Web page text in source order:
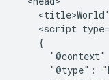
<script
    {
"@type":